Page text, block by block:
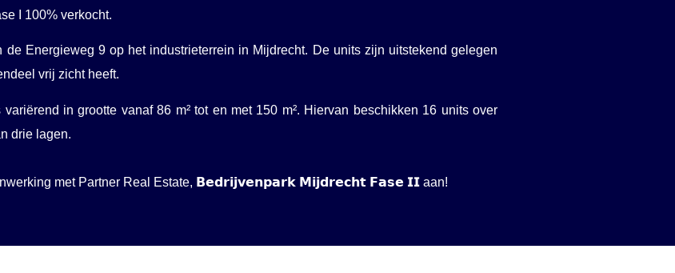
I 100% verkocht.
Energieweg 9 op het industrieterrein in Mijdrecht. De units zijn uitstekend gelegen
vrij zicht heeft.
in grootte vanaf 86 m² tot en met 150 m². Hiervan beschikken 16 units over
drie lagen.
met Partner Real Estate, 𝗕𝗲𝗱𝗿𝗶𝗷𝘃𝗲𝗻𝗽𝗮𝗿𝗸 𝗠𝗶𝗷𝗱𝗿𝗲𝗰𝗵𝘁 𝗙𝗮𝘀𝗲 𝗜𝗜 aan!⁠